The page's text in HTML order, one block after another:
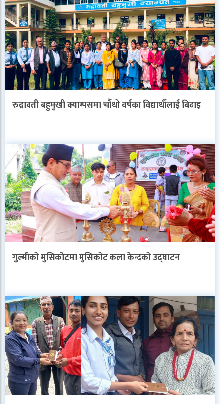
रुद्रावती बहुमुखी क्याम्पसमा चौँथो वर्षका विद्यार्थीलाई बिदाइ
गुल्मीको मुसिकोटमा मुसिकोट कला केन्द्रको उद्घाटन